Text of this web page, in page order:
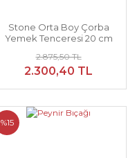
Stone Orta Boy Çorba
Yemek Tenceresi 20 cm
2.875,50 TL
2.300,40 TL
%15